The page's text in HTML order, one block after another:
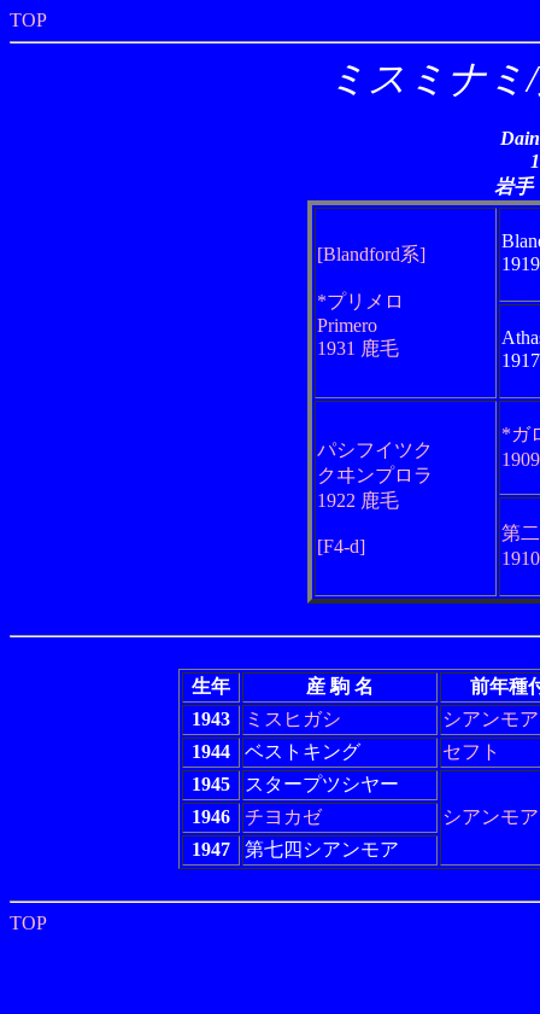
TOP
ミスミナ
岩手
[Blandford系]
*プリメロ
Primero
1931 鹿毛
パシフイツク
クヰンプロラ
1922 鹿毛
[F4-d]
*ガ
第
生年 産 駒 名
前年種
1943
ミスヒガシ
シアンモア
1944
ベストキング
セフト
1945
スタープツシヤー
シアンモア
1946
チヨカゼ
1947
第七四シアンモア
TOP